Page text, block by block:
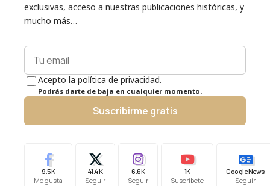
exclusivas, acceso a nuestras publicaciones históricas, y
mucho más…
Acepto la política de privacidad.
Podrás darte de baja en cualquier momento.
Suscribirme gratis
9.5K
Me gusta
41.4K
Seguir
6.6K
Seguir
1K
Suscríbete
Google News
Seguir